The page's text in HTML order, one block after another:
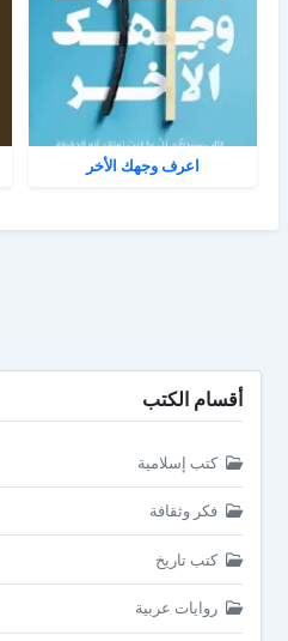
اعرف وجهك الأخر
أقسام الكتب
كتب إسلامية
فكر وثقافة
كتب تاريخ
روايات عربية